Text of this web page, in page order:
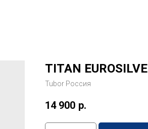
TITAN
Tubor Россия
14 900 р.